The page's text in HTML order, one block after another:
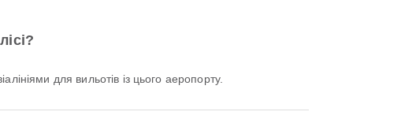
для вильотів із цього аеропорту.